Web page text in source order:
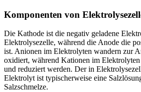
Komponenten von
Die Kathode ist die negativ geladene
Elektrolysezelle, während die Anode die
ist. Anionen im Elektrolyten wandern zur
oxidiert, während Kationen im
und reduziert werden. Der in
Elektrolyt ist typischerweise eine
Salzschmelze.